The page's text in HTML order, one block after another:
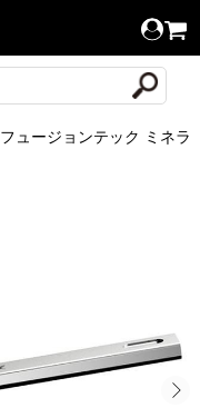
フュージョンテック ミネラ